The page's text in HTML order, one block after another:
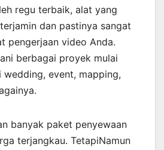
regu terbaik, alat yang
dan pastinya sangat
pengerjaan video Anda.
berbagai proyek mulai
event, mapping,
banyak paket penyewaan
terjangkau. TetapiNamun